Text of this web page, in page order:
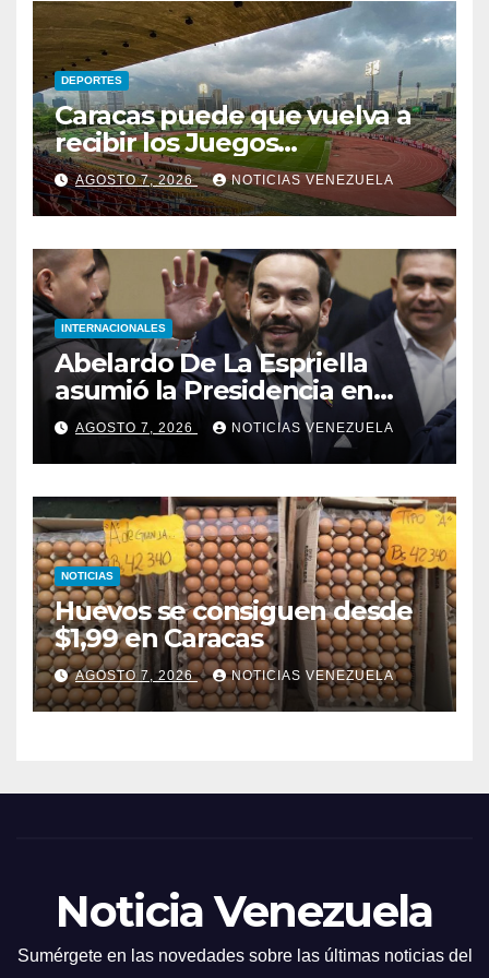
DEPORTES
Caracas puede que vuelva a
recibir los Juegos
Centroamericanos y del
Caribe tras mas de 70 años
AGOSTO 7, 2026 NOTICIAS VENEZUELA
INTERNACIONALES
Abelardo De La Espriella
asumió la Presidencia en
medio de una polarización
AGOSTO 7, 2026 NOTICIAS VENEZUELA
NOTICIAS
Huevos se consiguen desde
$1,99 en Caracas
AGOSTO 7, 2026 NOTICIAS VENEZUELA
Noticia Venezuela
Sumérgete en las novedades sobre las últimas noticias del